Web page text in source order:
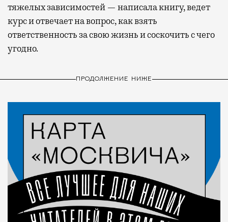
тяжелых зависимостей — написала книгу, ведет
курс и отвечает на вопрос, как взять
ответственность за свою жизнь и соскочить с чего
угодно.
ПРОДОЛЖЕНИЕ НИЖЕ